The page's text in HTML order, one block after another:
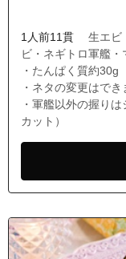
1人前11貫
生エビ
ビ・ネギトロ軍艦
・たんぱく質約30g
・ネタの変更はでき
・軍艦以外の握り
カット）